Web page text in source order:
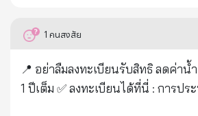
คู่ใจ พร้อมกับอ่านหนังสือเพลินๆพร้อ
ก้อนอาหารขนาดใหญ่ไปกระจุกตัวข
อยู่)ทั้งๆที่ฉันไม่ได้ทานอะไรเลยตั้งแต่
1 คนสงสัย
📍 อย่าลืมลงทะเบียนรับสิทธิ ลดค่าน้
1 ปีเต็ม ✅ ลงทะเบียนได้ที่นี่ : การประปาส่วนภูมิภาค ไป